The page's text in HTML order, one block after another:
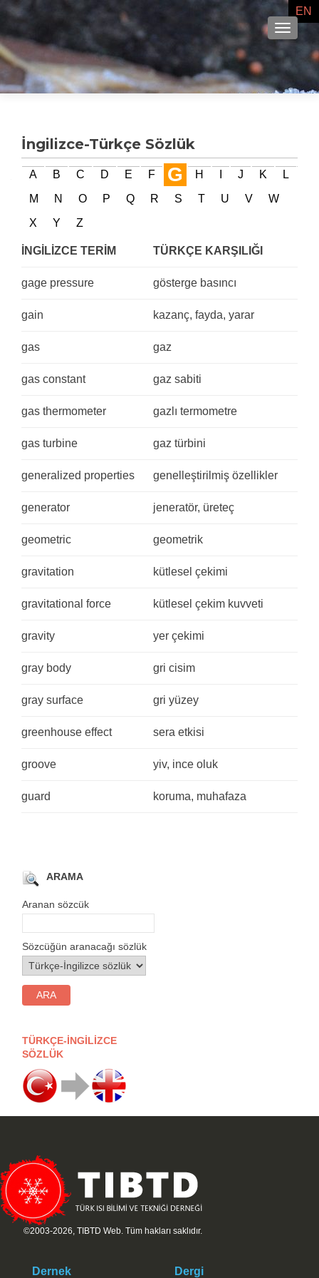
EN
İngilizce-Türkçe Sözlük
A B C D E F G H J K
L
M
N O P Q R S T U V
W
X
Y Z
İNGİLİZCE TERİM TÜRKÇE KARŞILIĞI
gage pressure gösterge basıncı
gain kazanç, fayda, yarar
gas gaz
gas constant gaz sabiti
gas thermometer gazlı termometre
gas turbine gaz türbini
generalized properties genelleştirilmiş özellikler
generator jeneratör, üreteç
geometric geometrik
gravitation kütlesel çekimi
gravitational force kütlesel çekim kuvveti
gravity yer çekimi
gray body gri cisim
gray surface gri yüzey
greenhouse effect sera etkisi
groove yiv, ince oluk
guard koruma, muhafaza
ARAMA
Aranan sözcük
Sözcüğün aranacağı sözlük
TÜRKÇE-İNGİLİZCE
SÖZLÜK
©2003-2026, TIBTD Web. Tüm hakları saklıdır.
Dernek Dergi